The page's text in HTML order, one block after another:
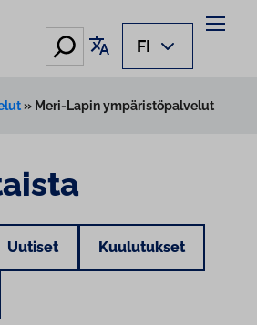
Hae Käännä sivu
FI
» Meri-Lapin ympäristöpalvelut
Uutiset Kuulutukset